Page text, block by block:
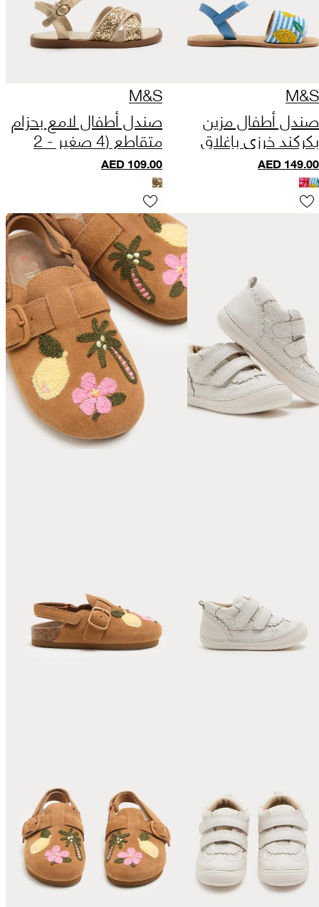
M&S
صندل أطفال مزين
بكركند خرزي بإغلاق
كبير)
AED149.00
M&S
صندل أطفال لامع بحزام
متقاطع (4 صغير - 2
كبير) AED109.00